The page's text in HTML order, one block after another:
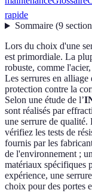
rapide
Sommaire(9
Lors du choix d'une
est primordiale. La
robuste, comme
Les serrures en
protection contre la
Selon une étude de l’
sont réalisés par
une serrure de qualité.
vérifiez les tests de
fournis par les
de l'environnement ;
matériaux spécifiques
expérience, une
choix pour des portes